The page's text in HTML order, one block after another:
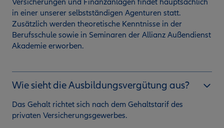
in einer unserer selbstständigen Agenturen statt.
Zusätzlich werden theoretische Kenntnisse in der
Berufsschule sowie in Seminaren der Allianz Außendienst
Akademie erworben.
Wie sieht die Ausbildungsvergütung aus?
Das Gehalt richtet sich nach dem Gehaltstarif des
privaten Versicherungsgewerbes.